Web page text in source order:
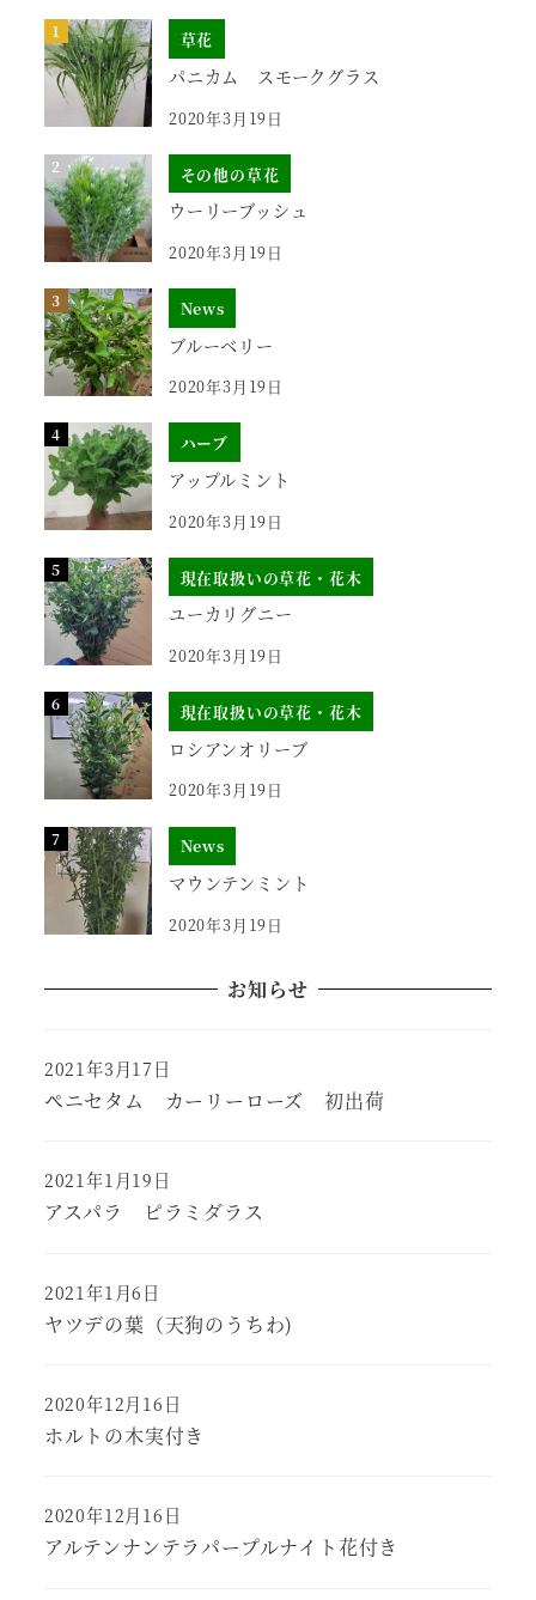
草花
パニカム スモークグラス
2020年3月19日
その他の草花
ウーリーブッシュ
2020年3月19日
News
ブルーベリー
2020年3月19日
ハーブ
アップルミント
2020年3月19日
現在取扱いの草花・花木
ユーカリグニー
2020年3月19日
現在取扱いの草花・花木
ロシアンオリーブ
2020年3月19日
News
マウンテンミント
2020年3月19日
お知らせ
ペニセタム カーリーローズ 初出荷
2021年3月17日
アスパラ ピラミダラス
2021年1月19日
ヤツデの葉（天狗のうちわ)
2021年1月6日
ホルトの木実付き
2020年12月16日
アルテンナンテラパープルナイト花付き
2020年12月16日